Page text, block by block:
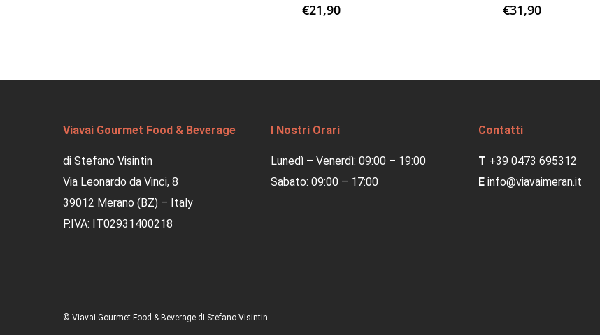
€21,90 €31,90
Viavai Gourmet Food & Beverage
di Stefano Visintin
Via Leonardo da Vinci, 8
39012 Merano (BZ) – Italy
P.IVA: IT02931400218
I Nostri Orari
Lunedì – Venerdì: 09:00 – 19:00
Sabato: 09:00 – 17:00
Contatti
T +39 0473 695312
E info@viavaimeran.it
© Viavai Gourmet Food & Beverage di Stefano Visintin